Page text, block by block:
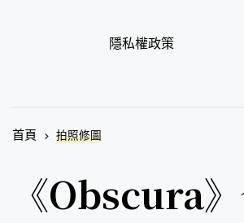
隱私權政策
首頁 拍照修圖
《Obscura